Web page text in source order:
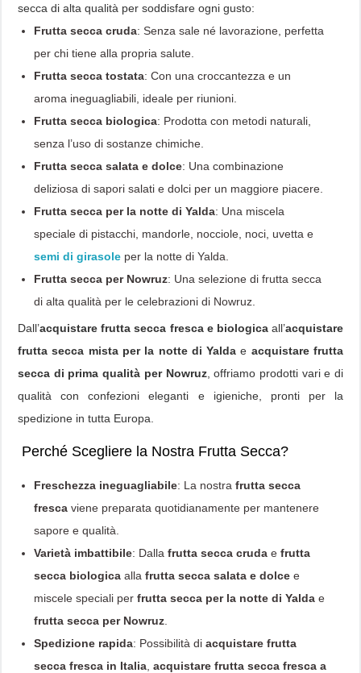
secca di alta qualità per soddisfare ogni gusto:
Frutta secca cruda: Senza sale né lavorazione, perfetta
per chi tiene alla propria salute.
Frutta secca tostata: Con una croccantezza e un
aroma ineguagliabili, ideale per riunioni.
Frutta secca biologica: Prodotta con metodi naturali,
senza l’uso di sostanze chimiche.
Frutta secca salata e dolce: Una combinazione
deliziosa di sapori salati e dolci per un maggiore piacere.
Frutta secca per la notte di Yalda: Una miscela
speciale di pistacchi, mandorle, nocciole, noci, uvetta e
semi di girasole per la notte di Yalda.
Frutta secca per Nowruz: Una selezione di frutta secca
di alta qualità per le celebrazioni di Nowruz.
Dall’acquistare frutta secca fresca e biologicaall’acquistare
frutta secca mista per la notte di Yalda e acquistare frutta
secca di prima qualità per Nowruz, offriamo prodotti vari e di
qualità con confezioni eleganti e igieniche, pronti per la
spedizione in tutta Europa.
Perché Scegliere la Nostra Frutta Secca?
Freschezza ineguagliabile: La nostrafrutta secca
fresca viene preparata quotidianamente per mantenere
sapore e qualità.
Varietà imbattibile: Dallafrutta secca cruda efrutta
secca biologica allafrutta secca salata e dolce e
miscele speciali perfrutta secca per la notte di Yalda e
frutta secca per Nowruz
Spedizione rapida: Possibilità diacquistare frutta
secca fresca in Italia ,acquistare frutta secca fresca a